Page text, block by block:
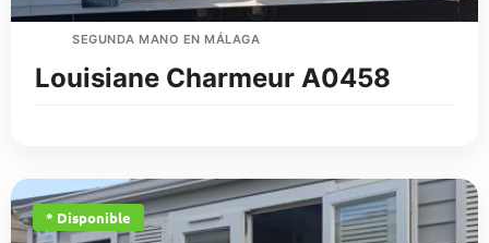
SEGUNDA MANO EN MÁLAGA
Louisiane Charmeur A0458
* Disponible